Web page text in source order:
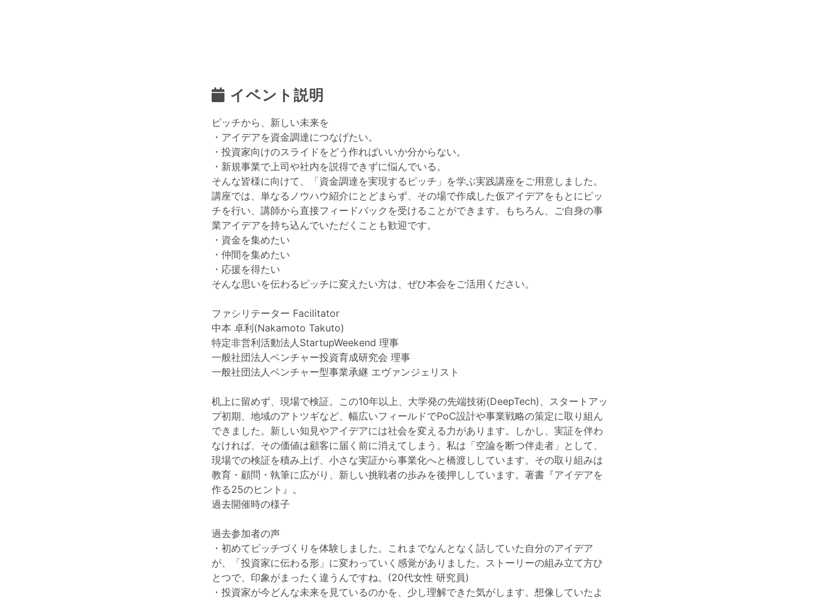
イベント説明
ピッチから、新しい未来を
・アイデアを資金調達につなげたい。
・投資家向けのスライドをどう作ればいいか分からない。
・新規事業で上司や社内を説得できずに悩んでいる。
そんな皆様に向けて、「資金調達を実現するピッチ」を学ぶ実践講座をご用意しました。
講座では、単なるノウハウ紹介にとどまらず、その場で作成した仮アイデアをもとにピッ
チを行い、講師から直接フィードバックを受けることができます。もちろん、ご自身の事
業アイデアを持ち込んでいただくことも歓迎です。
・資金を集めたい
・仲間を集めたい
・応援を得たい
そんな思いを伝わるピッチに変えたい方は、ぜひ本会をご活用ください。
ファシリテーター Facilitator
中本 卓利(Nakamoto Takuto)
特定非営利活動法人StartupWeekend 理事
一般社団法人ベンチャー投資育成研究会 理事
一般社団法人ベンチャー型事業承継 エヴァンジェリスト
机上に留めず、現場で検証。この10年以上、大学発の先端技術(DeepTech)、スタートアッ
プ初期、地域のアトツギなど、幅広いフィールドでPoC設計や事業戦略の策定に取り組ん
できました。新しい知見やアイデアには社会を変える力があります。しかし、実証を伴わ
なければ、その価値は顧客に届く前に消えてしまう。私は「空論を断つ伴走者」として、
現場での検証を積み上げ、小さな実証から事業化へと橋渡ししています。その取り組みは
教育・顧問・執筆に広がり、新しい挑戦者の歩みを後押ししています。著書『アイデアを
作る25のヒント』。
過去開催時の様子
過去参加者の声
・初めてピッチづくりを体験しました。これまでなんとなく話していた自分のアイデア
が、「投資家に伝わる形」に変わっていく感覚がありました。ストーリーの組み立て方ひ
とつで、印象がまったく違うんですね。(20代女性 研究員)
・投資家が今どんな未来を見ているのかを、少し理解できた気がします。想像していたよ